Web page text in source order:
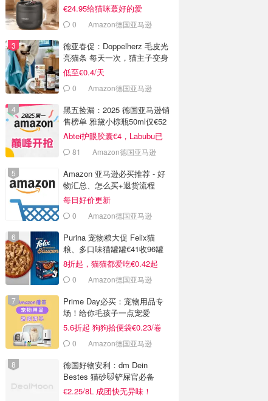
€24.95给猫咪蕞好的爱
0 Amazon德国亚马逊
德亚春促：Doppelherz 毛皮光
亮猫条 每天一次，猫主子变身
丝滑小绒球！
低至€0.4/天
0 Amazon德国亚马逊
黑五捡漏：2025 德国亚马逊销
售榜单 雅黛小棕瓶50ml仅€52
Abtei护眼胶囊€4，Labubu已
开奖
81 Amazon德国亚马逊
Amazon 亚马逊必买推荐 - 好
物汇总、怎么买+退货流程
每日好价更新
0 Amazon德国亚马逊
Purina 宠物粮大促 Felix猫
粮、多口味猫罐罐€41收96罐
8折起，猫猫都爱吃€0.42起
0 Amazon德国亚马逊
Prime Day必买：宠物用品专
场！给你毛孩子一点宠爱
5.6折起 狗狗拾便袋€0.23/卷
0 Amazon德国亚马逊
德国好物安利：dm Dein
Bestes 猫砂🐱铲屎官必备
€2.25/8L 成团快无异味！